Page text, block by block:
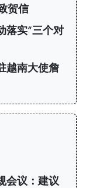
贺信
落实“三个对
越南大使詹
会议：建议